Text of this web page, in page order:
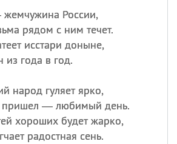
России,
рядом с ним течет.
исстари доныне,
из года в год.
народ гуляет ярко,
пришел — любимый день.
хороших будет жарко,
радостная сень.